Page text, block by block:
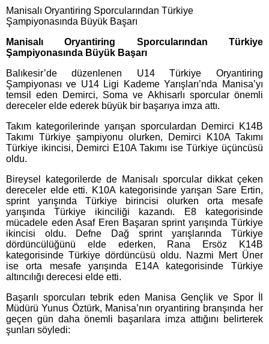
Manisalı Oryantiring Sporcularından Türkiye
Şampiyonasında Büyük Başarı
Manisalı Oryantiring Sporcularından Türkiye
Şampiyonasında Büyük Başarı
Balıkesir’de düzenlenen U14 Türkiye Oryantiring
Şampiyonası ve U14 Ligi Kademe Yarışları’nda Manisa’yı
temsil eden Demirci, Soma ve Akhisarlı sporcular önemli
dereceler elde ederek büyük bir başarıya imza attı.
Takım kategorilerinde yarışan sporculardan Demirci K14B
Takımı Türkiye şampiyonu olurken, Demirci K10A Takımı
Türkiye ikincisi, Demirci E10A Takımı ise Türkiye üçüncüsü
oldu.
Bireysel kategorilerde de Manisalı sporcular dikkat çeken
dereceler elde etti. K10A kategorisinde yarışan Sare Ertin,
sprint yarışında Türkiye birincisi olurken orta mesafe
yarışında Türkiye ikinciliği kazandı. E8 kategorisinde
mücadele eden Asaf Eren Başaran sprint yarışında Türkiye
ikincisi oldu. Defne Dağ sprint yarışlarında Türkiye
dördüncülüğünü elde ederken, Rana Ersöz K14B
kategorisinde Türkiye dördüncüsü oldu. Nazmi Mert Üner
ise orta mesafe yarışında E14A kategorisinde Türkiye
altıncılığı derecesi elde etti.
Başarılı sporcuları tebrik eden Manisa Gençlik ve Spor İl
Müdürü Yunus Öztürk, Manisa’nın oryantiring branşında her
geçen gün daha önemli başarılara imza attığını belirterek
şunları söyledi: